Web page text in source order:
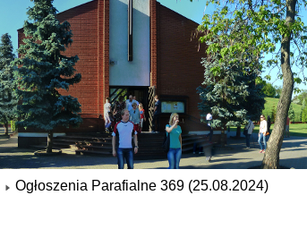
Ogłoszenia Parafialne 369 (25.08.2024)